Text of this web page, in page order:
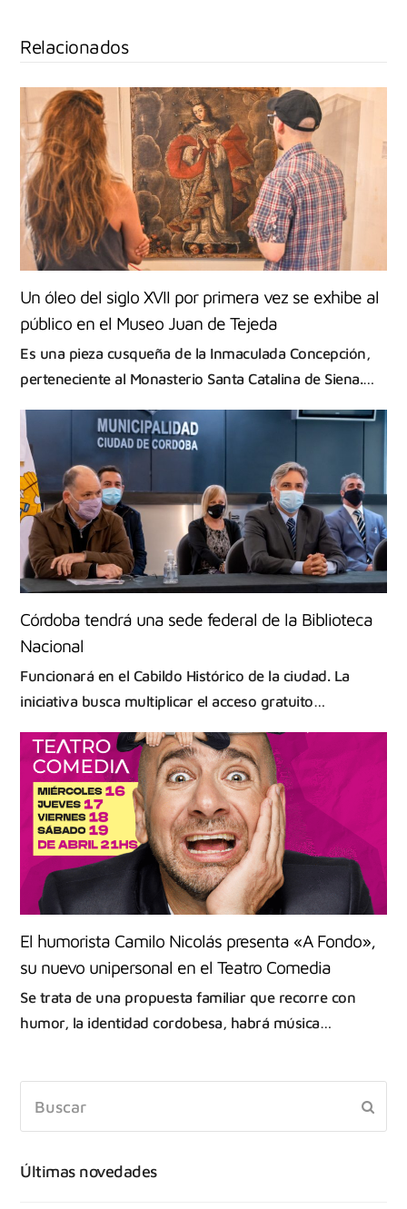
Relacionados
Un óleo del siglo XVII por primera vez se exhibe al
público en el Museo Juan de Tejeda
Es una pieza cusqueña de la Inmaculada Concepción,
perteneciente al Monasterio Santa Catalina de Siena.…
Córdoba tendrá una sede federal de la Biblioteca
Nacional
Funcionará en el Cabildo Histórico de la ciudad. La
iniciativa busca multiplicar el acceso gratuito…
El humorista Camilo Nicolás presenta «A Fondo»,
su nuevo unipersonal en el Teatro Comedia
Se trata de una propuesta familiar que recorre con
humor, la identidad cordobesa, habrá música…
Últimas novedades